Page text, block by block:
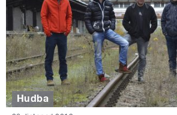
Hudba